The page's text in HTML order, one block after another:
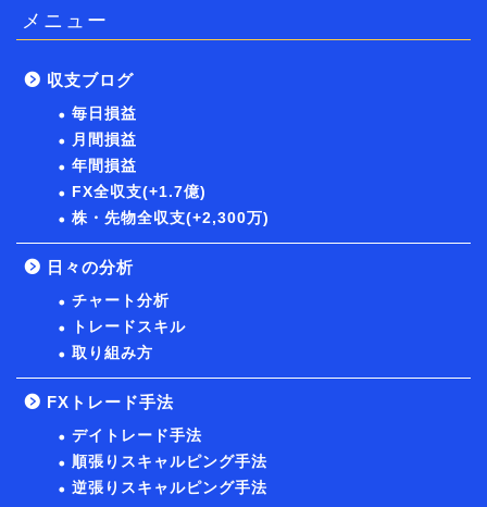
メニュー
収支ブログ
毎日損益
月間損益
年間損益
FX全収支(+1.7億)
株・先物全収支(+2,300万)
日々の分析
チャート分析
トレードスキル
取り組み方
FXトレード手法
デイトレード手法
順張りスキャルピング手法
逆張りスキャルピング手法